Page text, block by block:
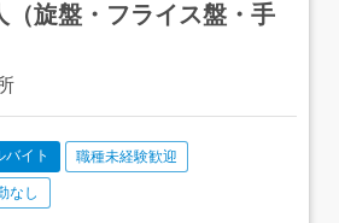
ら…＞FRPだけでなく、塩ビなどの素材
ャレンジしてみてください。少しずつ業
ら、自分に合った仕事、自分を生かせる
いける環境だと思います。もちろん、溶
同士、それぞれの個性を認め合える静か
です。＜将来的なキャリアパス＞FRPを
のほか、機械メンテナンスや設計など、
なたがチャレンジしたい分野にいくこと
（旋盤・フライス盤・手
バイト 職種未経験歓迎
なし